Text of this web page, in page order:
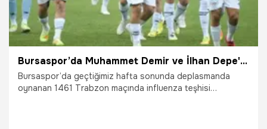
Bursaspor’da Muhammet Demir ve İlhan Depe'den yeni haber!
Bursaspor’da geçtiğimiz hafta sonunda deplasmanda
oynanan 1461 Trabzon maçında influenza teşhisi